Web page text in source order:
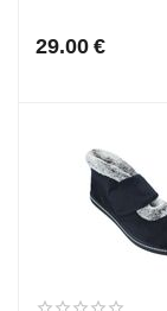
29.00 €